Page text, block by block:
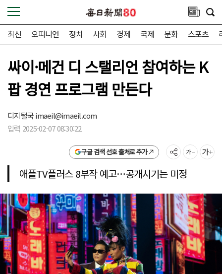
최신 오피니언 정치 사회 경제 국제 문화 스포츠
싸이·메건 디 스탤리언 참여하는 K
팝 경연 프로그램 만든다
디지털국imaeil@imaeil.com
입력 2025-02-07 08:30:22
구글 검색 선호 출처로 추가
애플TV플러스 8부작 예고…공개시기는 미정